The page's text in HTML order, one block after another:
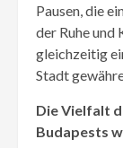
Pausen, die
der Ruhe und
gleichzeitig
Stadt
Die Vielfalt
Budapests